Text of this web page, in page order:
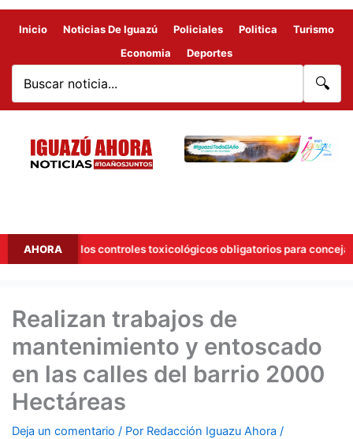
Inicio Noticias De Iguazú Policiales Politica
Turismo
Economia
Deportes
🔍
AHORA
a los controles toxicológicos obligatorios para concejales
Realizan trabajos de
mantenimiento y entoscado
en las calles del barrio 2000
Hectáreas
Deja un comentario / Por Redacción Iguazu Ahora /